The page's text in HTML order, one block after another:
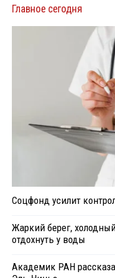
Главное сегодня
Соцфонд усилит
Жаркий берег,
отдохнуть у воды
Академик РАН